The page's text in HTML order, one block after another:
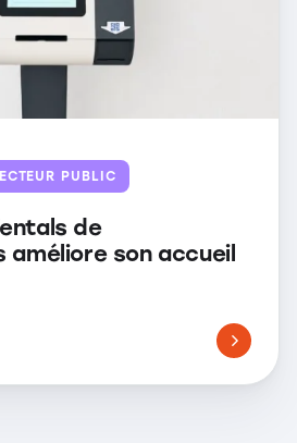
PUBLIC
de
son accueil